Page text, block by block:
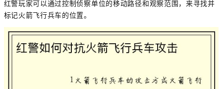
红警玩家可以通过控制侦察单位的移动路径和观察范围，来寻找并
标记火箭飞行兵车的位置。